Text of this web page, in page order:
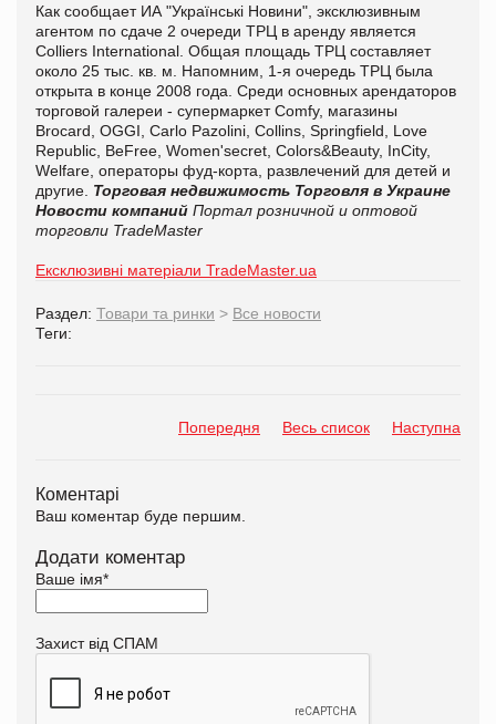
Как сообщает ИА "Українські Новини", эксклюзивным
агентом по сдаче 2 очереди ТРЦ в аренду является
Collіers Іnternatіonal. Общая площадь ТРЦ составляет
около 25 тыс. кв. м. Напомним, 1-я очередь ТРЦ была
открыта в конце 2008 года. Среди основных арендаторов
торговой галереи - супермаркет Comfy, магазины
Brocard, OGGI, Carlo Pazolini, Collins, Springfield, Love
Republic, BeFree, Women'seсret, Colors&Beauty, InCity,
Welfare, операторы фуд-корта, развлечений для детей и
другие. Торговая недвижимость Торговля в Украине
Новости компаний Портал розничной и оптовой
торговли TradeMaster
Ексклюзивні матеріали TradeMaster.ua
Раздел: Товари та ринки > Все новости
Теги:
Попередня Весь список Наступна
Коментарі
Ваш коментар буде першим.
Додати коментар
Ваше імя*
Захист від СПАМ